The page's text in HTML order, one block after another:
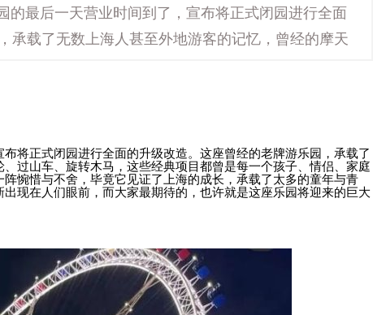
的最后一天营业时间到了，宣布将正式闭园进行全面
承载了无数上海人甚至外地游客的记忆，曾经的摩天
将正式闭园进行全面的升级改造。这座曾经的老牌游乐园，承载了
过山车、旋转木马，这些经典项目都曾是每一个孩子、情侣、家庭
惋惜与不舍，毕竟它见证了上海的成长，承载了太多的童年与青
现在人们眼前，而大家最期待的，也许就是这座乐园将迎来的巨大